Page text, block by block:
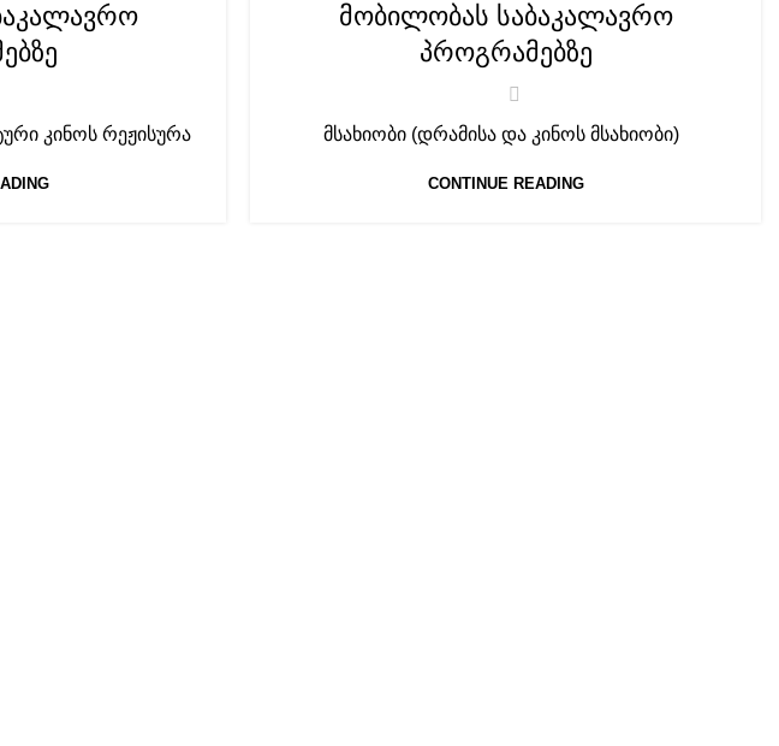
კინოს რეჟისურა
მობილობას საბაკალავრო
პროგრამებზე
მსახიობი (დრამისა და კინოს მსახიობი)
CONTINUE READING